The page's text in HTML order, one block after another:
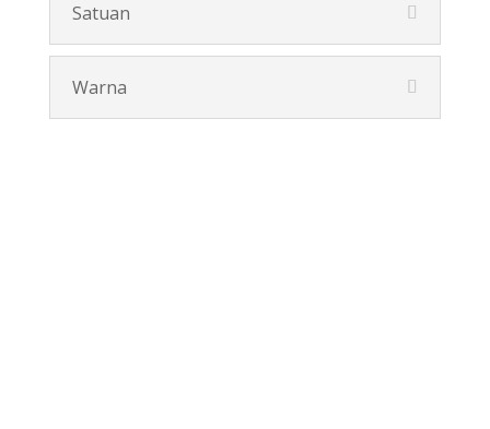
Satuan
Warna